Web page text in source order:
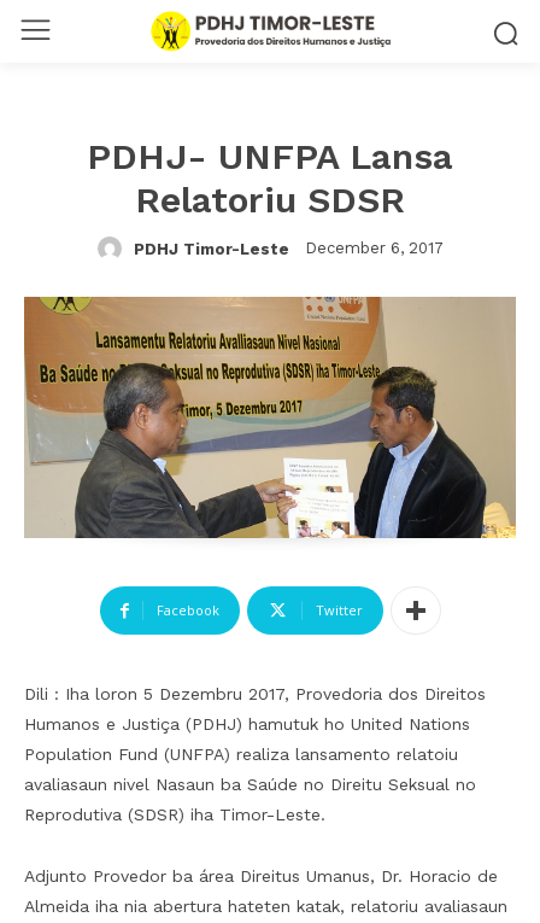
PDHJ- UNFPA Lansa
Relatoriu SDSR
PDHJ Timor-Leste December 6, 2017
Facebook Twitter
Dili : Iha loron 5 Dezembru 2017, Provedoria dos Direitos
Humanos e Justiça (PDHJ) hamutuk ho United Nations
Population Fund (UNFPA) realiza lansamento relatoiu
avaliasaun nivel Nasaun ba Saúde no Direitu Seksual no
Reprodutiva (SDSR) iha Timor-Leste.
Adjunto Provedor ba área Direitus Umanus, Dr. Horacio de
Almeida iha nia abertura hateten katak, relatoriu avaliasaun